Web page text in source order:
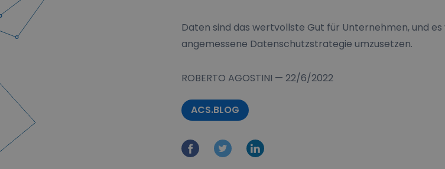
Daten sind das wertvollste Gut für Unternehmen, und
angemessene Datenschutzstrategie umzusetzen.
ROBERTO AGOSTINI — 22/6/2022
ACS.BLOG